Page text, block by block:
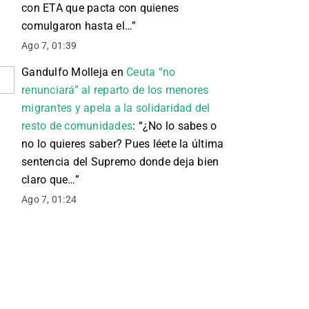
con ETA que pacta con quienes
comulgaron hasta el…”
Ago 7, 01:39
Gandulfo Molleja en Ceuta “no
renunciará” al reparto de los menores
migrantes y apela a la solidaridad del
resto de comunidades: “¿No lo sabes o
no lo quieres saber? Pues léete la última
sentencia del Supremo donde deja bien
claro que…”
Ago 7, 01:24